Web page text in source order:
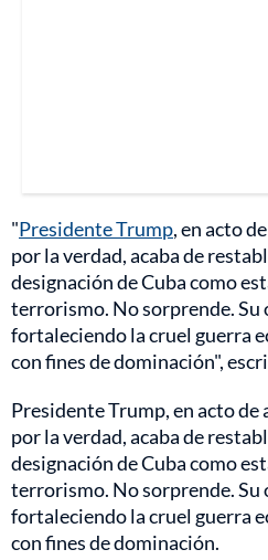
"Presidente Trump, en acto
por la verdad, acaba de
designación de Cuba como
terrorismo. No sorprende. Su
fortaleciendo la cruel guerra
con fines de dominación",
Presidente Trump, en acto de
por la verdad, acaba de
designación de Cuba como
terrorismo. No sorprende. Su
fortaleciendo la cruel guerra
con fines de dominación.